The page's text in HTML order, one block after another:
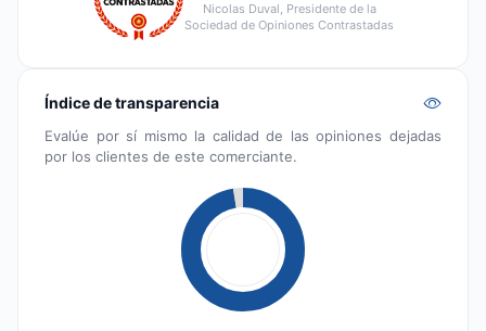
Nicolas Duval, Presidente de la
Sociedad de Opiniones Contrastadas
Índice de transparencia
Evalúe por sí mismo la calidad de las opiniones dejadas
por los clientes de este comerciante.